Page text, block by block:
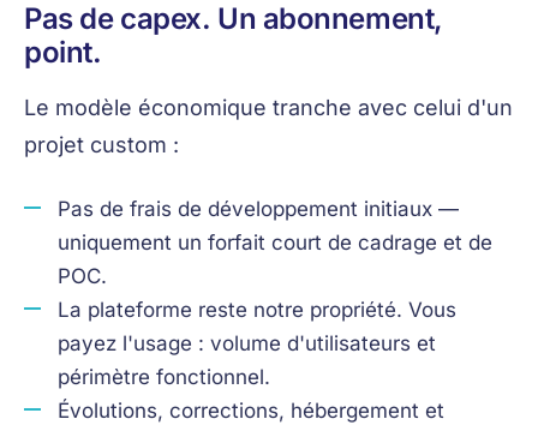
Pas de capex. Un abonnement,
point.
Le modèle économique tranche avec celui d'un
projet custom :
Pas de frais de développement initiaux —
uniquement un forfait court de cadrage et de
POC.
La plateforme reste notre propriété. Vous
payez l'usage : volume d'utilisateurs et
périmètre fonctionnel.
Évolutions, corrections, hébergement et